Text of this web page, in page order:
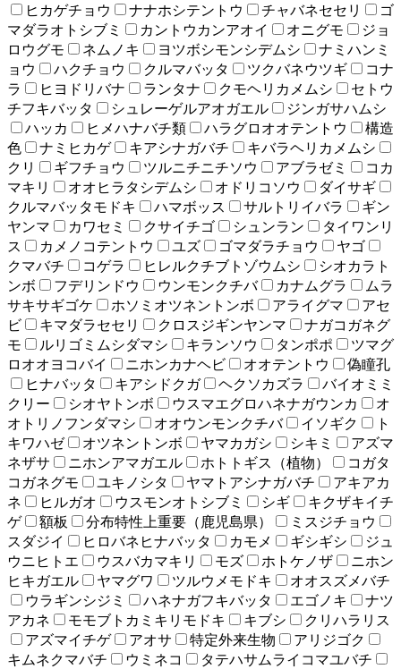
ヒカゲチョウ
ナナホシテントウ チャバネセセリ
ゴ
マダラオトシブミ
カントウカンアオイ オニグモ
ジョ
ロウグモ
ネムノキ ヨツボシモンシデムシ
ナミハンミ
ョウ
ハクチョウ クルマバッタ ツクバネウツギ
コナ
ラ
ヒヨドリバナ ランタナ クモヘリカメムシ
セトウ
チフキバッタ
シュレーゲルアオガエル
ジンガサハムシ
ハッカ
ヒメハナバチ類 ハラグロオオテントウ
構造
色
ナミヒカゲ キアシナガバチ
キバラヘリカメムシ
クリ
ギフチョウ ツルニチニチソウ アブラゼミ
コカ
マキリ
オオヒラタシデムシ オドリコソウ
ダイサギ
クルマバッタモドキ
ハマボッス サルトリイバラ
ギン
ヤンマ
カワセミ クサイチゴ シュンラン
タイワンリ
ス
カメノコテントウ ユズ ゴマダラチョウ
ヤゴ
クマバチ
コゲラ ヒレルクチブトゾウムシ
シオカラト
ンボ
フデリンドウ ウンモンクチバ カナムグラ
ムラ
サキサギゴケ
ホソミオツネントンボ アライグマ
アセ
ビ
キマダラセセリ クロスジギンヤンマ
ナガコガネグ
モ
ルリゴミムシダマシ キランソウ タンポポ
ツマグ
ロオオヨコバイ
ニホンカナヘビ オオテントウ
偽瞳孔
ヒナバッタ
キアシドクガ ヘクソカズラ
バイオミミ
クリー
シオヤトンボ ウスマエグロハネナガウンカ
オ
オトリノフンダマシ
オオウンモンクチバ イソギク
ト
キワハゼ
オツネントンボ ヤマカガシ シキミ
アズマ
ネザサ
ニホンアマガエル ホトトギス（植物）
コガタ
コガネグモ
ユキノシタ ヤマトアシナガバチ
アキアカ
ネ
ヒルガオ ウスモンオトシブミ シギ
キクザキイチ
ゲ
額板 分布特性上重要（鹿児島県）
ミスジチョウ
スダジイ
ヒロバネヒナバッタ カモメ ギシギシ
ジュ
ウニヒトエ
ウスバカマキリ モズ ホトケノザ
ニホン
ヒキガエル
ヤマグワ ツルウメモドキ
オオスズメバチ
ウラギンシジミ
ハネナガフキバッタ エゴノキ
ナツ
アカネ
モモブトカミキリモドキ キブシ
クリハラリス
アズマイチゲ
アオサ 特定外来生物
アリジゴク
キムネクマバチ
ウミネコ タテハサムライコマユバチ